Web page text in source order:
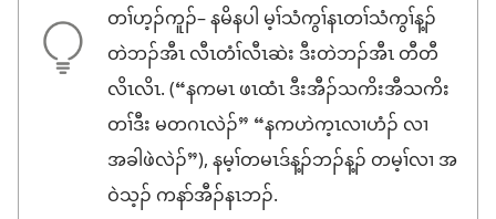
တၢ်ဟ့ၣ်ကူၣ်– နမိနပါ မ့ၢ်သံကွၢ်နၤတၢ်သံကွၢ်န့ၣ်
တဲဘၣ်အီၤ လီၤတံၢ်လီၤဆဲး ဒီးတဲဘၣ်အီၤ တီတီ
လိၤလိၤ. (“နကမၤ ဖၤထံၤ ဒီးအီၣ်သကိးအီသကိး
တၢ်ဒီး မတဂၤလဲၣ်” “နကဟဲက့ၤလၢဟံၣ် လၢ
အခါဖဲလဲၣ်”), နမ့ၢ်တမၤဒ်န့ၣ်ဘၣ်န့ၣ် တမ့ၢ်လၢ အ
ဝဲသ့ၣ် ကနာ်အီၣ်နၤဘၣ်.